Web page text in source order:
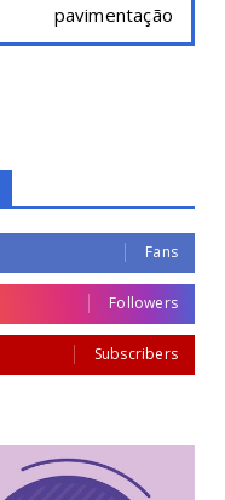
pavimentação
Fans
Followers
Subscribers